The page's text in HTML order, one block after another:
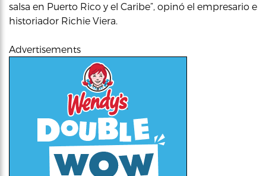
salsa en Puerto Rico y el Caribe”, opinó el empresario e
historiador Richie Viera.
Advertisements